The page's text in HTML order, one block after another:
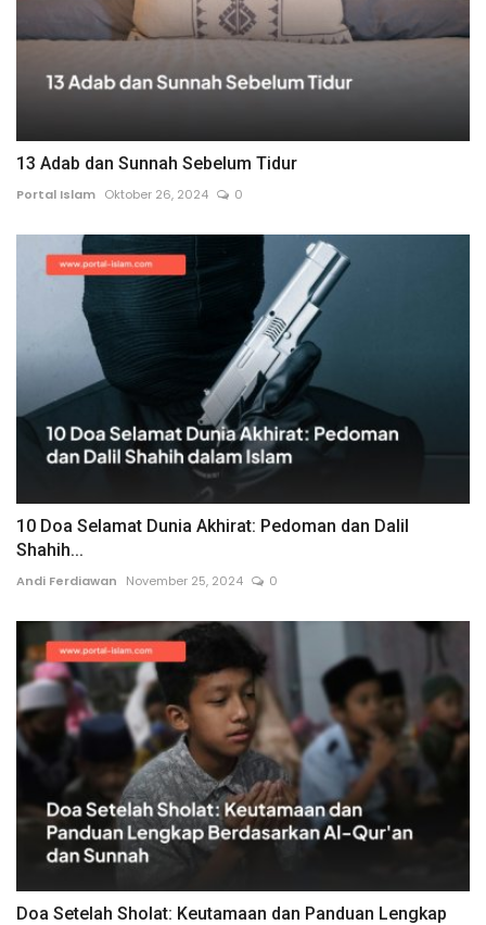
13 Adab dan Sunnah Sebelum Tidur
Portal Islam Oktober 26, 2024 0
10 Doa Selamat Dunia Akhirat: Pedoman dan Dalil
Shahih...
Andi Ferdiawan November 25, 2024 0
Doa Setelah Sholat: Keutamaan dan Panduan Lengkap